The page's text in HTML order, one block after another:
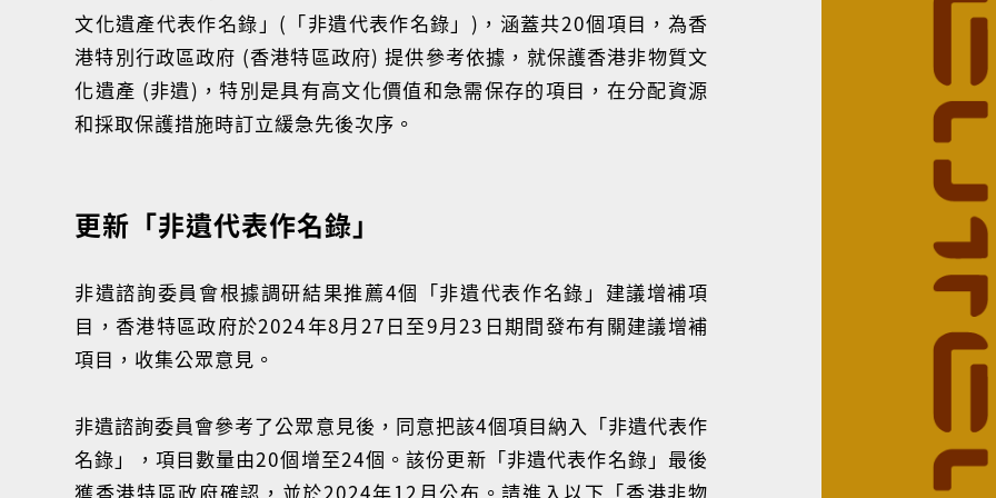
文化遺產代表作名錄」(「非遺代表作名錄」)，涵蓋共20個項目，為香
港特別行政區政府 (香港特區政府) 提供參考依據，就保護香港非物質文
化遺產 (非遺)，特別是具有高文化價值和急需保存的項目，在分配資源
和採取保護措施時訂立緩急先後次序。
更新「非遺代表作名錄」
非遺諮詢委員會根據調研結果推薦4個「非遺代表作名錄」建議增補項
目，香港特區政府於2024年8月27日至9月23日期間發布有關建議增補
項目，收集公眾意見。
非遺諮詢委員會參考了公眾意見後，同意把該4個項目納入「非遺代表作
名錄」，項目數量由20個增至24個。該份更新「非遺代表作名錄」最後
獲香港特區政府確認，並於2024年12月公布。請進入以下「香港非物